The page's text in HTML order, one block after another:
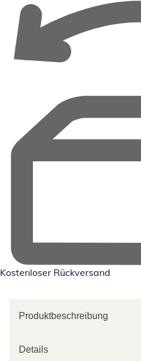
Kostenloser Rückversand
Produktbeschreibung
Details